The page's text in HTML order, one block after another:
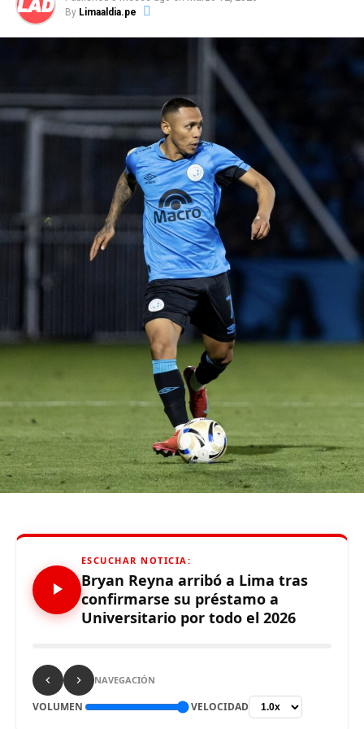
La información señala que Autuori se mantiene al
mando del primer equipo celeste, con miras al partido
de este domingo ante Sport Boys de local, por la sétima
fecha del Torneo Apertura de la Liga 1. Eso sí, expresó
su molestia a la interna ante el rendimiento que
tuvieron los jugadores a lo largo del partido ante los
venezolanos.
Paulo Autuori, expresó su malestar en la conferencia de
prensa tras la clasificación a la fase de grupos por el mal
desempeño del equipo, señalando incluso, que no
merecieron haber superado de fase.
“Se pasa para otra
fase, excelente, para el club es bueno pero lo que
nosotros jugamos hoy día no era para pasar
Esto es
muy corto para nosotros,el equipo no puede tener un
partido como local, tener una ventaja y hacer el primer
tiempo qu
hizo”,enfatizó el técnico.
De otro lado, se reportó que supuestos hinchas de
Sporting Cristal realizaron pintas y ciertos daños en los
alrededores del Estadio Alejandro Villanueva – Matute,
durante el partido ante Carabobo por Copa Libertadores
2026. Con este panorama, se abre la posibilidad de que
Alianza Lima no preste nuevamente el recinto deportivo
a los celestes, por lo que se abre una nueva posibilidad
Comparte esto:
By Limaaldia.pe
ESCUCHAR NOTICIA:
Bryan Reyna arribó a Lima tras
confirmarse su préstamo a
Universitario por todo el 2026
NAVEGACIÓN
VOLUMEN VELOCIDAD